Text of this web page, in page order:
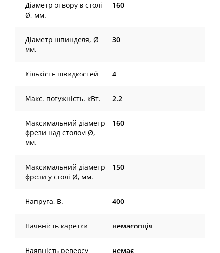
Діаметр отвору в столі
Ø, мм.
160
Діаметр шпинделя, Ø
мм.
30
Кількість швидкостей 4
Макс. потужність, кВт. 2,2
Максимальний діаметр
фрези над столом Ø,
мм.
160
Максимальний діаметр
фрези у столі Ø, мм.
150
Напруга, В. 400
Наявність каретки немаєопція
Наявність реверсу немає